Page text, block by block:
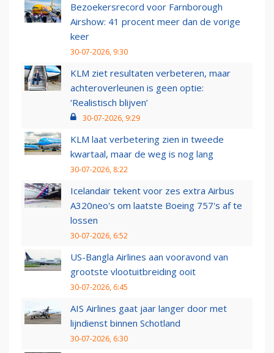
Bezoekersrecord voor Farnborough
Airshow: 41 procent meer dan de vorige
keer
30-07-2026, 9:30
KLM ziet resultaten verbeteren, maar
achteroverleunen is geen optie:
‘Realistisch blijven’
30-07-2026, 9:29
KLM laat verbetering zien in tweede
kwartaal, maar de weg is nog lang
30-07-2026, 8:22
Icelandair tekent voor zes extra Airbus
A320neo's om laatste Boeing 757's af te
lossen
30-07-2026, 6:52
US-Bangla Airlines aan vooravond van
grootste vlootuitbreiding ooit
30-07-2026, 6:45
AIS Airlines gaat jaar langer door met
lijndienst binnen Schotland
30-07-2026, 6:30